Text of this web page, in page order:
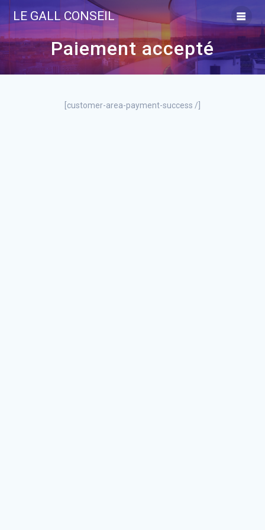
to
content
LE GALL CONSEIL
Paiement accepté
[customer-area-payment-success /]